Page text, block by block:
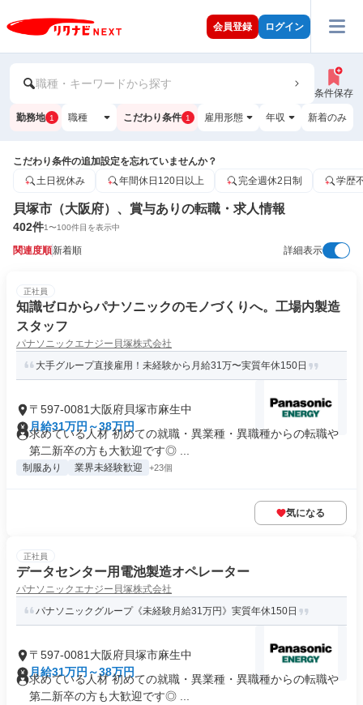
会員登録 ログイン
職種・キーワードから探す
条件保存
勤務地 1 職種 こだわり条件 1 雇用形態 年収 新着のみ
こだわり条件の追加設定を忘れていませんか？
土日祝休み
年間休日120日以上 完全週休2日制 学歴
貝塚市（大阪府）、賞与ありの転職・求人情報
402件1〜100件目を表示中
関連度順新着順 詳細表示
正社員
知識ゼロからパナソニックのモノづくりへ。工場内製造
スタッフ
パナソニックエナジー貝塚株式会社
大手グループ直接雇用！未経験から月給31万〜実質年休150日
〒597-0081大阪府貝塚市麻生中
月給31万円～38万円
求めている人材 初めての就職・異業種・異職種からの転職や
第二新卒の方も大歓迎です◎ ...
制服あり 業界未経験歓迎 +23個
気になる
正社員
データセンター用電池製造オペレーター
パナソニックエナジー貝塚株式会社
パナソニックグループ《未経験月給31万円》実質年休150日
〒597-0081大阪府貝塚市麻生中
月給31万円～38万円
求めている人材 初めての就職・異業種・異職種からの転職や
第二新卒の方も大歓迎です◎ ...